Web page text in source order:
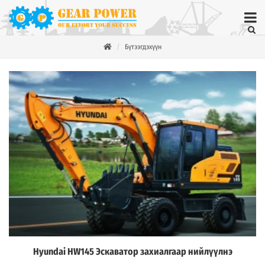
Бүтээгдэхүүн
Дэлгэрэнгүй
Hyundai HW145 Эскаватор захиалгаар нийлүүлнэ